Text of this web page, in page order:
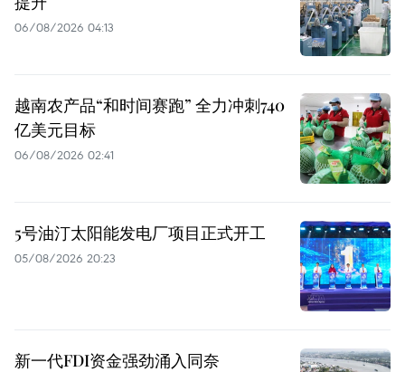
06/08/2026 04:13
越南农产品“和时间赛跑” 全力冲刺740
亿美元目标
06/08/2026 02:41
5号油汀太阳能发电厂项目正式开工
05/08/2026 20:23
新一代FDI资金强劲涌入同奈